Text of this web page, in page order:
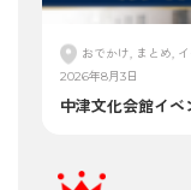
おでかけ, まとめ,
2026年8月3日
中津文化会館イベ